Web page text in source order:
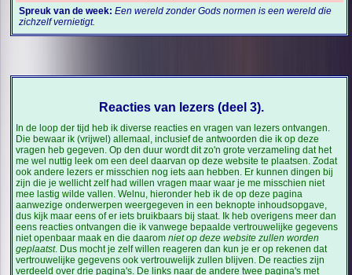
Spreuk van de week: Een wereld zonder Gods normen is een wereld die
zichzelf vernietigt.
Reacties van lezers (deel 3).
In de loop der tijd heb ik diverse reacties en vragen van lezers ontvangen.
Die bewaar ik (vrijwel) allemaal, inclusief de antwoorden die ik op deze
vragen heb gegeven. Op den duur wordt dit zo'n grote verzameling dat het
me wel nuttig leek om een deel daarvan op deze website te plaatsen. Zodat
ook andere lezers er misschien nog iets aan hebben. Er kunnen dingen bij
zijn die je wellicht zelf had willen vragen maar waar je me misschien niet
mee lastig wilde vallen. Welnu, hieronder heb ik de op deze pagina
aanwezige onderwerpen weergegeven in een beknopte inhoudsopgave,
dus kijk maar eens of er iets bruikbaars bij staat. Ik heb overigens meer dan
eens reacties ontvangen die ik vanwege bepaalde vertrouwelijke gegevens
niet openbaar maak en die daaromniet op deze website zullen worden
geplaatst. Dus mocht je zelf willen reageren dan kun je er op rekenen dat
vertrouwelijke gegevens ook vertrouwelijk zullen blijven. De reacties zijn
verdeeld over drie pagina's. De links naar de andere twee pagina's met